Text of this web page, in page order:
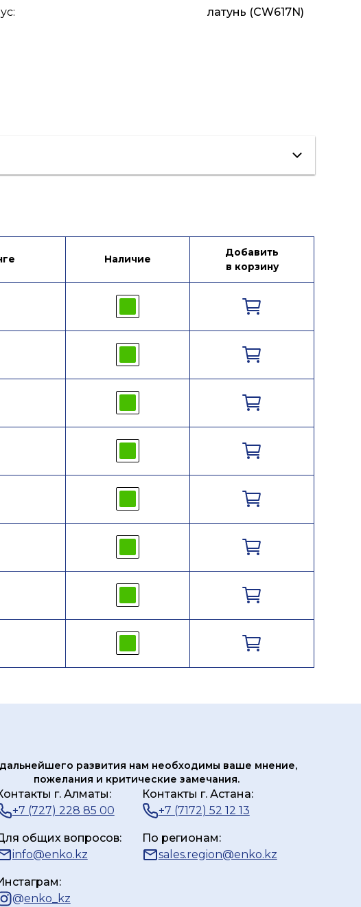
: латунь (CW617N)
Наличие
Добавить
в корзину
развития нам необходимы ваше мнение,
пожелания и критические замечания.
г. Алматы:
+7 (727) 228 85 00
Контакты г. Астана:
+7 (7172) 52 12 13
общих вопросов:
info@enko.kz
По регионам:
sales.region@enko.kz
@enko_kz